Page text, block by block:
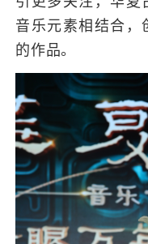
音乐元素相结合
的作品。